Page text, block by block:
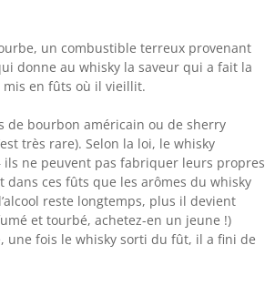
un combustible terreux provenant
donne au whisky la saveur qui a fait la
mis en fûts où il vieillit.
de bourbon américain ou de sherry
très rare). Selon la loi, le whisky
ne peuvent pas fabriquer leurs propres
dans ces fûts que les arômes du whisky
reste longtemps, plus il devient
et tourbé, achetez-en un jeune !)
une fois le whisky sorti du fût, il a fini de